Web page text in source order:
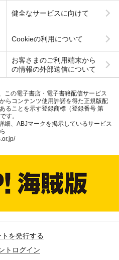
健全なサービスに向けて
Cookieの利用について
お客さまのご利用端末から
の情報の外部送信について
この電子書店・電子書籍配信サービス
らコンテンツ使用許諾を得た正規版配
ることを示す登録商標（登録番号 第
す。
細、ABJマークを掲示しているサービス
を発行する
トログイン